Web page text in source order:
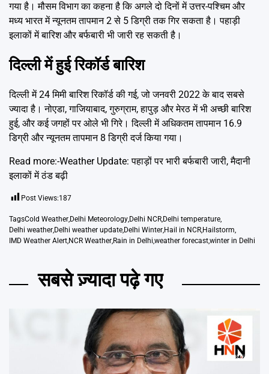
गया है। मौसम विभाग का कहना है कि अगले दो दिनों में उत्तर-पश्चिम और
मध्य भारत में न्यूनतम तापमान 2 से 5 डिग्री तक गिर सकता है। पहाड़ी
इलाकों में बारिश और बर्फबारी भी जारी रह सकती है।
दिल्ली में हुई रिकॉर्ड बारिश
दिल्ली में 24 मिमी बारिश रिकॉर्ड की गई, जो जनवरी 2022 के बाद सबसे
ज्यादा है। नोएडा, गाजियाबाद, गुरुग्राम, हापुड़ और मेरठ में भी अच्छी बारिश
हुई, और कई जगहों पर ओले भी गिरे। दिल्ली में अधिकतम तापमान 16.9
डिग्री और न्यूनतम तापमान 8 डिग्री दर्ज किया गया।
Read more:-Weather Update: पहाड़ों पर भारी बर्फबारी जारी, मैदानी
इलाकों में ठंड बढ़ी
Post Views:187
TagsCold Weather Delhi Meteorology Delhi NCR Delhi temperature
Delhi weather Delhi weather update Delhi Winter Hail in NCR Hailstorm
IMD Weather Alert NCR Weather Rain in Delhi weather forecastwinter in Delhi
सबसे ज़्यादा पढ़े गए